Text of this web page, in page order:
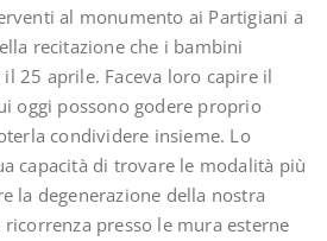
al monumento ai Partigiani a
recitazione che i bambini
25 aprile. Faceva loro capire il
oggi possono godere proprio
condividere insieme. Lo
capacità di trovare le modalità più
la degenerazione della nostra
presso le mura esterne